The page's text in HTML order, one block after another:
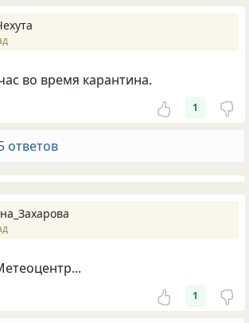
во время карантина.
1
ответов
1